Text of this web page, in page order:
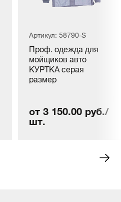
Артикул: 58790-S
Проф. одежда для
мойщиков авто
КУРТКА серая
размер
от 3 150.00 руб./
шт.